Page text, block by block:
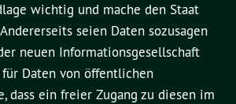
wichtig und mache den Staat
seien Daten sozusagen
neuen Informationsgesellschaft
Daten von öffentlichen
dass ein freier Zugang zu diesen im